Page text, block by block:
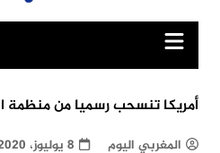
أمريكا تنسحب رسميا من منظمة
المغربي اليوم 8 يوليوز، 2020